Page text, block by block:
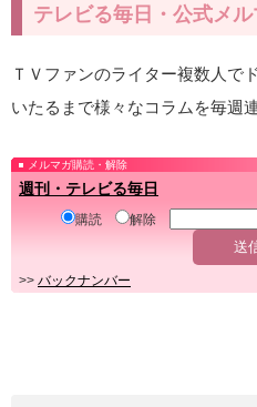
テレビる毎日・公式メ
ＴＶファンのライター複数人で
いたるまで様々なコラムを毎週
メルマガ購読・解除
週刊・テレビる毎日
購読 解除
>> バックナンバー